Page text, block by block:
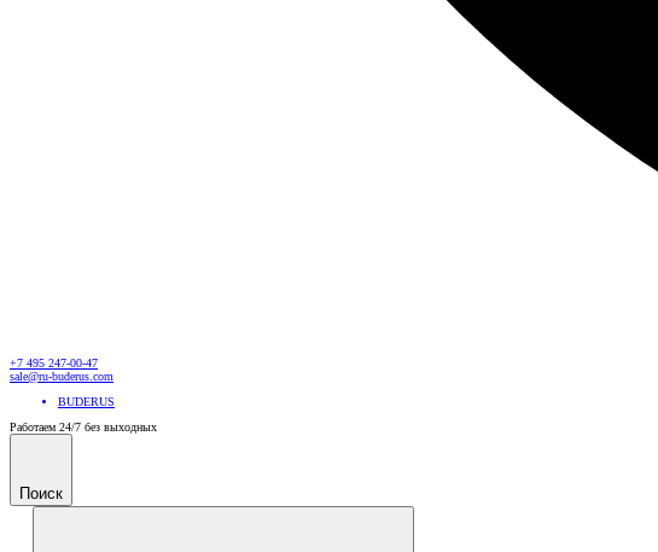
+7 495 247-00-47
sale@ru-buderus.com
BUDERUS
Работаем 24/7 без выходных
Поиск